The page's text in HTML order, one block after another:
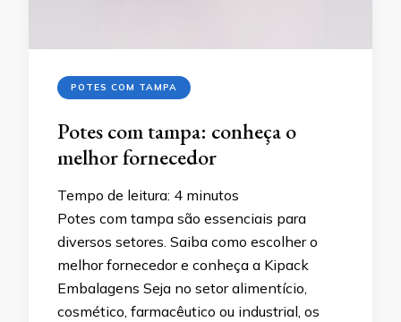
POTES COM TAMPA
Potes com tampa: conheça o
melhor fornecedor
Tempo de leitura: 4 minutos
Potes com tampa são essenciais para
diversos setores. Saiba como escolher o
melhor fornecedor e conheça a Kipack
Embalagens Seja no setor alimentício,
cosmético, farmacêutico ou industrial, os